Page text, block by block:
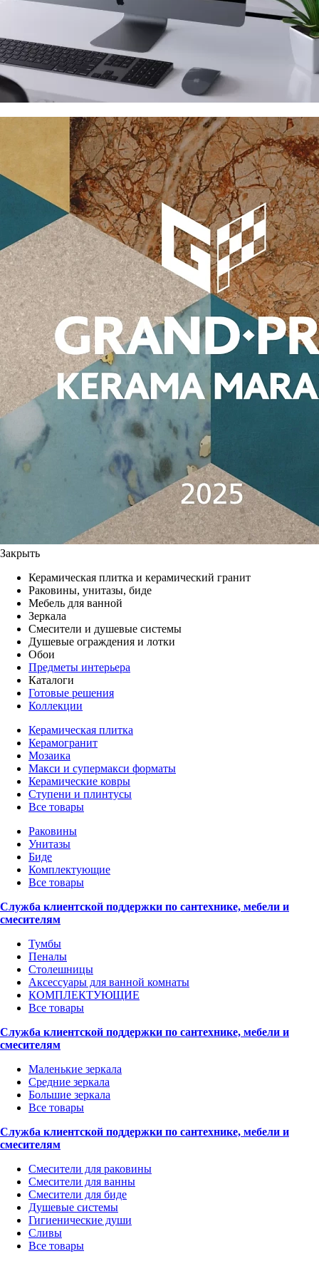
Закрыть
Керамическая плитка и керамический гранит
Раковины, унитазы, биде
Мебель для ванной
Зеркала
Смесители и душевые системы
Душевые ограждения и лотки
Обои
Предметы интерьера
Каталоги
Готовые решения
Коллекции
Керамическая плитка
Керамогранит
Мозаика
Макси и супермакси форматы
Керамические ковры
Ступени и плинтусы
Все товары
Раковины
Унитазы
Биде
Комплектующие
Все товары
Служба клиентской поддержки по сантехнике, мебели и
смесителям
Тумбы
Пеналы
Столешницы
Аксессуары для ванной комнаты
КОМПЛЕКТУЮЩИЕ
Все товары
Служба клиентской поддержки по сантехнике, мебели и
смесителям
Маленькие зеркала
Средние зеркала
Большие зеркала
Все товары
Служба клиентской поддержки по сантехнике, мебели и
смесителям
Смесители для раковины
Смесители для ванны
Смесители для биде
Душевые системы
Гигиенические души
Сливы
Все товары